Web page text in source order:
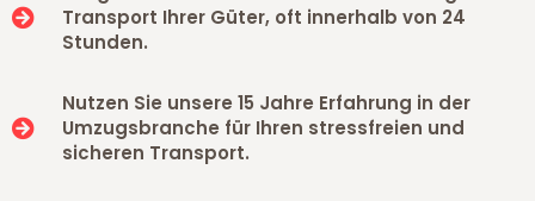
Transport Ihrer Güter, oft innerhalb von 24
Stunden.
Nutzen Sie unsere 15 Jahre Erfahrung in der
Umzugsbranche für Ihren stressfreien und
sicheren Transport.